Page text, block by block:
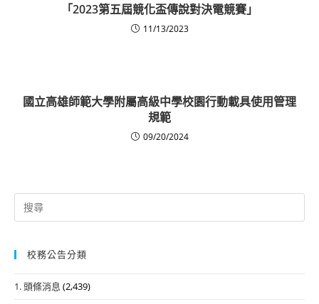
「2023第五屆競化盃傳說對決電競賽」
11/13/2023
國立高雄師範大學附屬高級中學校園行動載具使用管理
規範
09/20/2024
Search
for:
校務公告分類
1. 頭條消息 (2,439)